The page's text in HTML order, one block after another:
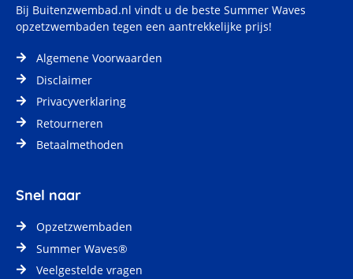
Bij Buitenzwembad.nl vindt u de beste Summer Waves
opzetzwembaden tegen een aantrekkelijke prijs!
Algemene Voorwaarden
Disclaimer
Privacyverklaring
Retourneren
Betaalmethoden
Snel naar
Opzetzwembaden
Summer Waves®
Veelgestelde vragen